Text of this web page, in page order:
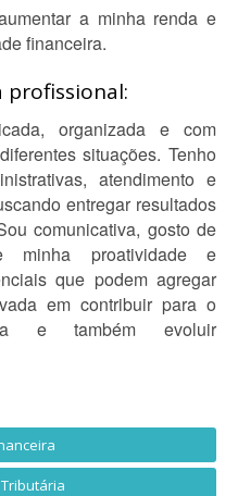
a minha renda e
financeira.
profissional:
organizada e com
situações. Tenho
atendimento e
entregar resultados
comunicativa, gosto de
minha proatividade e
que podem agregar
em contribuir para o
e também evoluir